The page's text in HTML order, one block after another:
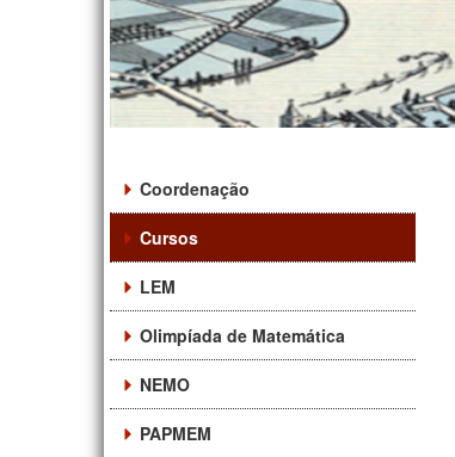
Coordenação
Cursos
LEM
Olimpíada de Matemática
NEMO
PAPMEM